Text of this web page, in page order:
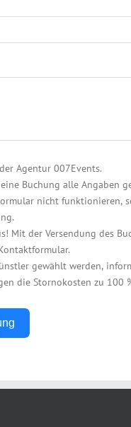
Agentur 007Events.
eine Buchung alle
nicht funktionieren,
Mit der Versendung des
gewählt werden,
die Stornokosten zu 100